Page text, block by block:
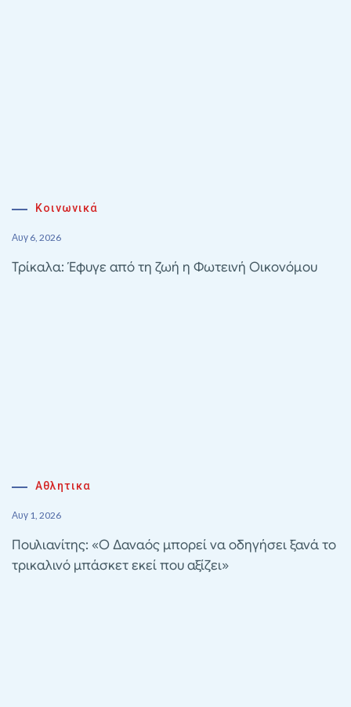
Κοινωνικά
Αυγ 6, 2026
Τρίκαλα: Έφυγε από τη ζωή η Φωτεινή Οικονόμου
Αθλητικα
Αυγ 1, 2026
Πουλιανίτης: «Ο Δαναός μπορεί να οδηγήσει ξανά το
τρικαλινό μπάσκετ εκεί που αξίζει»